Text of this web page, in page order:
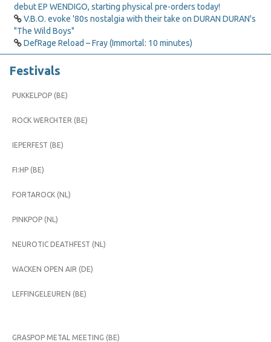
debut EP WENDIGO, starting physical pre-orders today!
V.B.O. evoke '80s nostalgia with their take on DURAN DURAN's
"The Wild Boys"
DefRage Reload – Fray (Immortal: 10 minutes)
Festivals
PUKKELPOP (BE)
ROCK WERCHTER (BE)
IEPERFEST (BE)
FI:HP (BE)
FORTAROCK (NL)
PINKPOP (NL)
NEUROTIC DEATHFEST (NL)
WACKEN OPEN AIR (DE)
LEFFINGELEUREN (BE)
GRASPOP METAL MEETING (BE)